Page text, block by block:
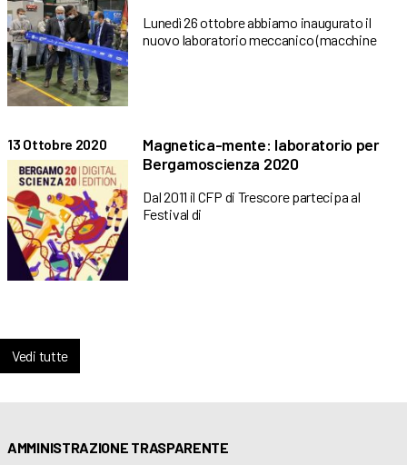
Lunedì 26 ottobre abbiamo inaugurato il
nuovo laboratorio meccanico (macchine
13 Ottobre 2020
Magnetica-mente: laboratorio per
Bergamoscienza 2020
Dal 2011 il CFP di Trescore partecipa al
Festival di
Vedi tutte
AMMINISTRAZIONE TRASPARENTE